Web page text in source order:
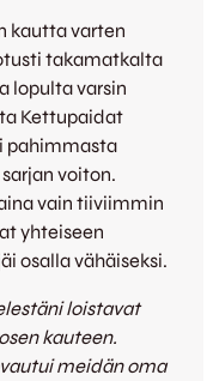
kautta varten
takamatkalta
lopulta varsin
Kettupaidat
pahimmasta
voiton.
vain tiiviimmin
yhteiseen
osalla vähäiseksi.
loistavat
kauteen.
meidän oma